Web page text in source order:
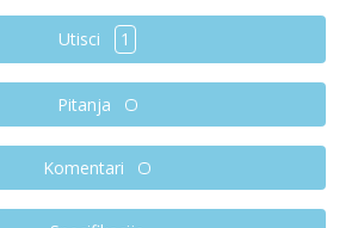
Utisci 1
Pitanja
Komentari